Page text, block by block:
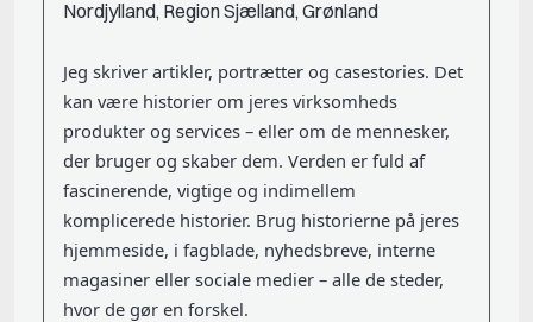
Nordjylland, Region Sjælland, Grønland
Jeg skriver artikler, portrætter og casestories. Det
kan være historier om jeres virksomheds
produkter og services – eller om de mennesker,
der bruger og skaber dem. Verden er fuld af
fascinerende, vigtige og indimellem
komplicerede historier. Brug historierne på jeres
hjemmeside, i fagblade, nyhedsbreve, interne
magasiner eller sociale medier – alle de steder,
hvor de gør en forskel.